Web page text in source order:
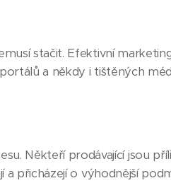
stačit. Efektivní
a někdy i tištěných
Někteří prodávající jsou
přicházejí o výhodnější